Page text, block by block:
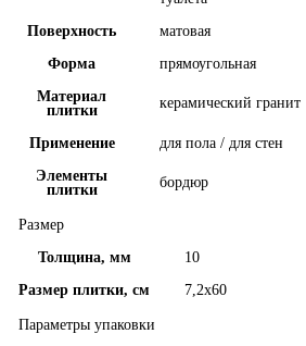
Поверхность
матовая
Форма
прямоугольная
Материал
плитки
керамический гранит
Применение
для пола / для стен
Элементы
плитки
бордюр
Размер
Толщина, мм
10
Размер плитки, см
7,2x60
Параметры упаковки